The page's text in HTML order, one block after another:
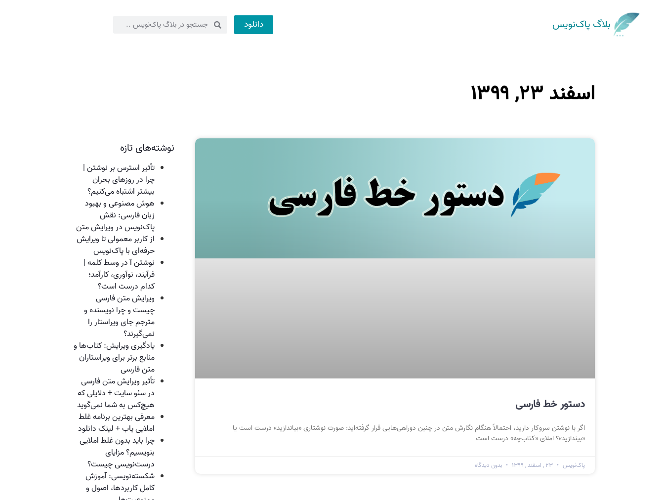
بلاگ پاک‌نویس دانلود
اسفند ۲۳, ۱۳۹۹
دستور خط فارسی
اگر با نوشتن سروکار دارید، احتمالاً هنگام نگارش متن در چنین دوراهی‌هایی قرار گرفته‌اید: صورت نوشتاری «بیاندازید» درست است یا
«بیندازید»؟ املای «کتاب‌چه» درست است
پاک‌نویس بدون دیدگاه
نوشته‌های تازه
تأثیر استرس بر نوشتن |
چرا در روزهای بحران
بیشتر اشتباه می‌کنیم؟
هوش مصنوعی و بهبود
زبان فارسی: نقش
پاک‌نویس در ویرایش متن
از کاربر معمولی تا ویرایش
حرفه‌ای با پاک‌نویس
نوشتن آ در وسط کلمه |
فرآیند، نوآوری، کارآمد؛
کدام درست است؟
ویرایش متن فارسی
چیست و چرا نویسنده و
مترجم جای ویراستار را
نمی‌گیرند؟
یادگیری ویرایش: کتاب‌ها و
منابع برتر برای ویراستاران
متن فارسی
تأثیر ویرایش متن فارسی
در سئو سایت + دلایلی که
هیچ‌کس به شما نمی‌گوید
معرفی بهترین برنامه غلط
املایی یاب + لینک دانلود
چرا باید بدون غلط املایی
بنویسیم؟ مزایای
درست‌نویسی چیست؟
شکسته‌نویسی: آموزش
کامل کاربردها، اصول و